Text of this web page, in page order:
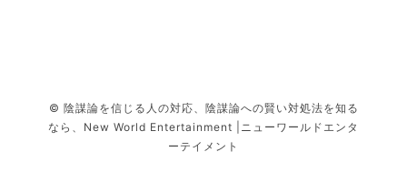
© 陰謀論を信じる人の対応、陰謀論への賢い対処法を知る
なら、New World Entertainment |ニューワールドエンタ
ーテイメント